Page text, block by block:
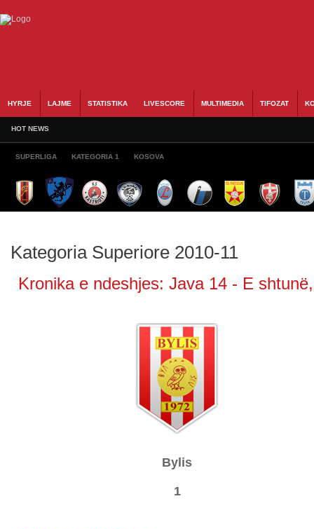
HYRJE LAJME STATISTIKA LIVESCORE MULTIMEDIA TIFOZAT
HOT NEWS
SUPERLIGA KATEGORIA 1 KOSOVA
Kategoria Superiore 2010-11
Kronika e ndeshjes: Java 14 - E
Bylis
1